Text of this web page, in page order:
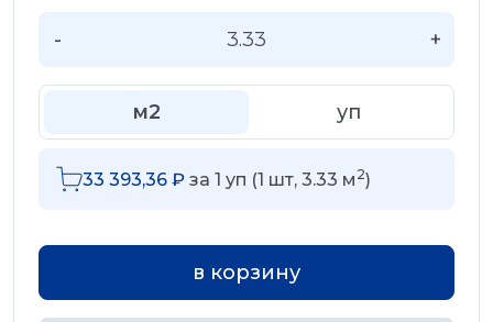
- +
м2 уп
33 393,36 ₽ за 1 уп (1 шт, 3.33 м 2)
в корзину